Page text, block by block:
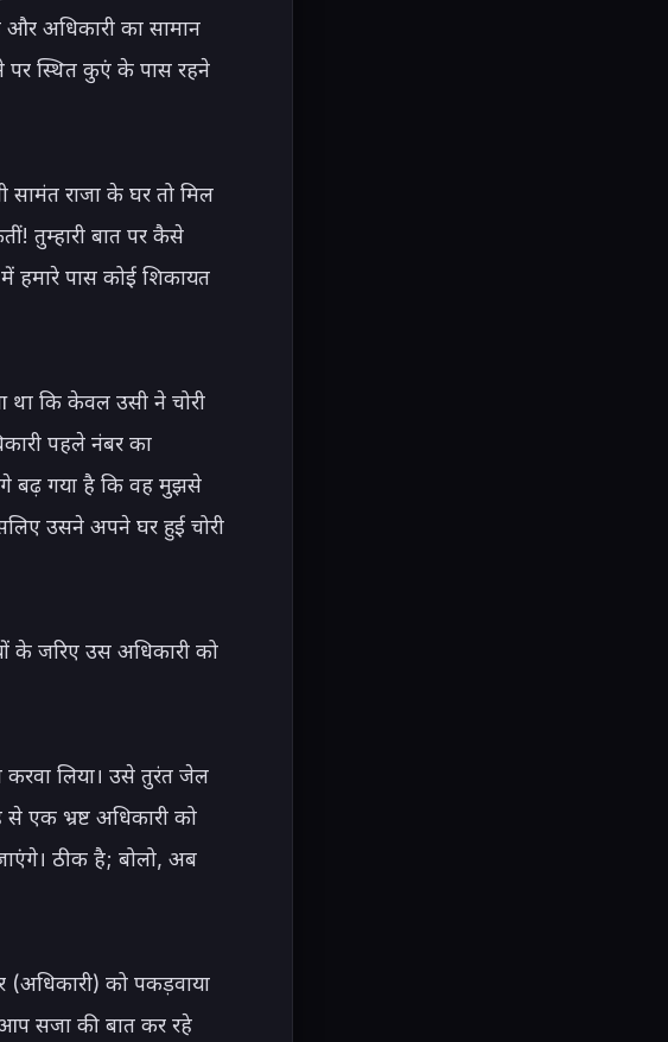
और अधिकारी का सामान
स्थित कुएं के पास रहने
सामंत राजा के घर तो मिल
तुम्हारी बात पर कैसे
हमारे पास कोई शिकायत
कि केवल उसी ने चोरी
पहले नंबर का
बढ़ गया है कि वह मुझसे
उसने अपने घर हुई चोरी
के जरिए उस अधिकारी को
लिया। उसे तुरंत जेल
एक भ्रष्ट अधिकारी को
ठीक है; बोलो, अब
को पकड़वाया
सजा की बात कर रहे